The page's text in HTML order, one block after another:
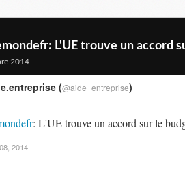
L'UE trouve un accord
2014
: L'UE trouve un accord sur le
(@aide_entreprise)
2014